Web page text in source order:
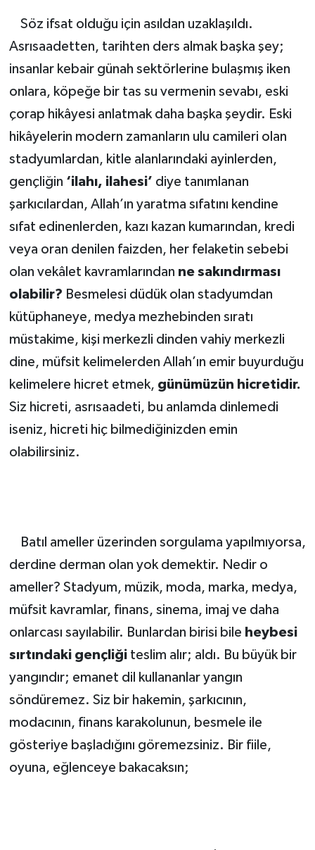
Söz ifsat olduğu için asıldan uzaklaşıldı.
Asrısaadetten, tarihten ders almak başka şey;
insanlar kebair günah sektörlerine bulaşmış iken
onlara, köpeğe bir tas su vermenin sevabı, eski
çorap hikâyesi anlatmak daha başka şeydir. Eski
hikâyelerin modern zamanların ulu camileri olan
stadyumlardan, kitle alanlarındaki ayinlerden,
gençliğin ‘ilahı, ilahesi’ diye tanımlanan
şarkıcılardan, Allah’ın yaratma sıfatını kendine
sıfat edinenlerden, kazı kazan kumarından, kredi
veya oran denilen faizden, her felaketin sebebi
olan vekâlet kavramlarından ne sakındırması
olabilir? Besmelesi düdük olan stadyumdan
kütüphaneye, medya mezhebinden sıratı
müstakime, kişi merkezli dinden vahiy merkezli
dine, müfsit kelimelerden Allah’ın emir buyurduğu
kelimelere hicret etmek, günümüzün hicretidir.
Siz hicreti, asrısaadeti, bu anlamda dinlemedi
iseniz, hicreti hiç bilmediğinizden emin
olabilirsiniz.
Batıl ameller üzerinden sorgulama yapılmıyorsa,
derdine derman olan yok demektir. Nedir o
ameller? Stadyum, müzik, moda, marka, medya,
müfsit kavramlar, finans, sinema, imaj ve daha
onlarcası sayılabilir. Bunlardan birisi bile heybesi
sırtındaki gençliği teslim alır; aldı. Bu büyük bir
yangındır; emanet dil kullananlar yangın
söndüremez. Siz bir hakemin, şarkıcının,
modacının, finans karakolunun, besmele ile
gösteriye başladığını göremezsiniz. Bir fiile,
oyuna, eğlenceye bakacaksın;